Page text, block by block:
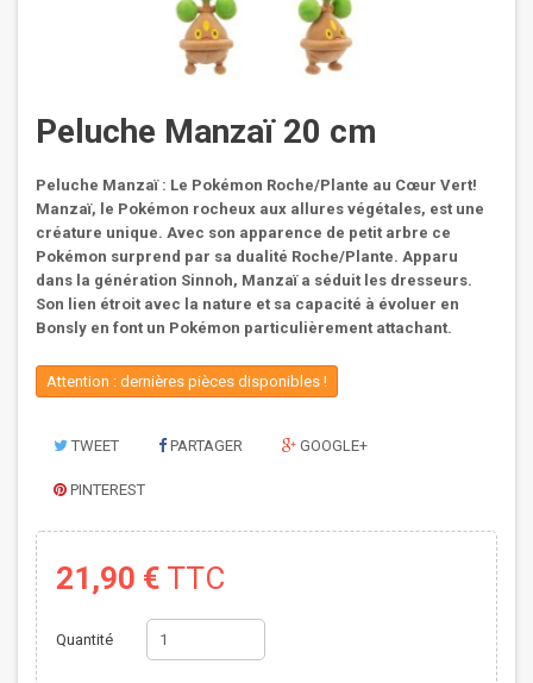
Peluche Manzaï 20 cm
Peluche Manzaï : Le Pokémon Roche/Plante au Cœur Vert!
Manzaï, le Pokémon rocheux aux allures végétales, est une
créature unique. Avec son apparence de petit arbre ce
Pokémon surprend par sa dualité Roche/Plante. Apparu
dans la génération Sinnoh, Manzaï a séduit les dresseurs.
Son lien étroit avec la nature et sa capacité à évoluer en
Bonsly en font un Pokémon particulièrement attachant.
Attention : dernières pièces disponibles !
TWEET PARTAGER GOOGLE+
PINTEREST
21,90 € TTC
Quantité